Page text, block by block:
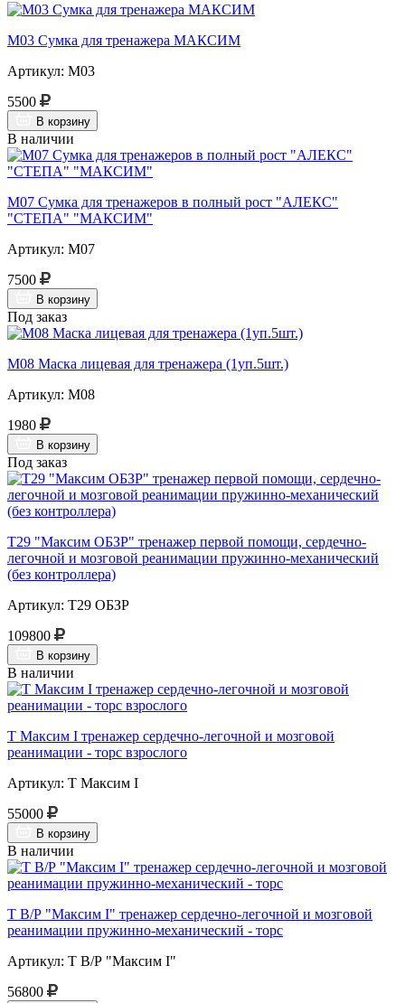
М03 Сумка для тренажера МАКСИМ
Артикул: М03
5500
В корзину
В наличии
М07 Сумка для тренажеров в полный рост "АЛЕКС"
"СТЕПА" "МАКСИМ"
Артикул: М07
7500
В корзину
Под заказ
М08 Маска лицевая для тренажера (1уп.5шт.)
Артикул: М08
1980
В корзину
Под заказ
Т29 "Максим ОБЗР" тренажер первой помощи, сердечно-
легочной и мозговой реанимации пружинно-механический
(без контроллера)
Артикул: Т29 ОБЗР
109800
В корзину
В наличии
Т Максим I тренажер сердечно-легочной и мозговой
реанимации - торс взрослого
Артикул: Т Максим I
55000
В корзину
В наличии
Т В/Р "Максим I" тренажер сердечно-легочной и мозговой
реанимации пружинно-механический - торс
Артикул: Т В/Р "Максим I"
56800